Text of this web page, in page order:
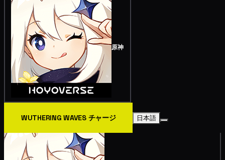
原神
WUTHERING WAVES チャージ 日本語